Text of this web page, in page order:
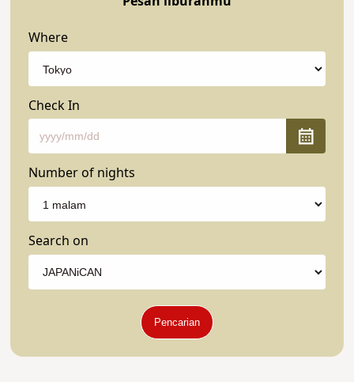
Where
Check In
Number of nights
Search on
Pencarian